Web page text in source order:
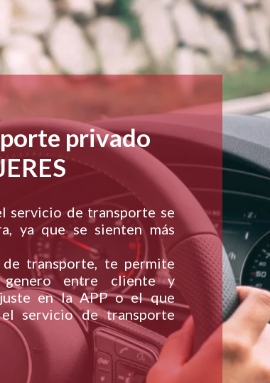
privado
servicio de transporte se
ya que se sienten más
transporte, te permite
genero entre cliente y
en la APP o el que
servicio de transporte